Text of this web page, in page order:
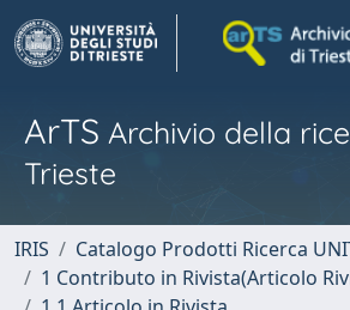
ArTS Archivio della
Trieste
IRIS
Catalogo Prodotti Ricerca
1 Contributo in Rivista(Articolo